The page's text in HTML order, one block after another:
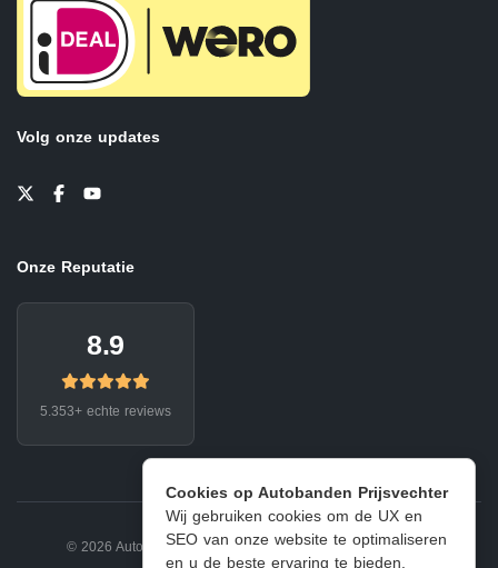
Cookies op Autobanden Prijsvechter
Wij gebruiken cookies om de UX en
SEO van onze website te optimaliseren
en u de beste ervaring te bieden.
Volg onze updates
Onze Reputatie
8.9
5.353+ echte reviews
© 2026 Autobanden Prijsvechter. Privacy | Voorwaarden